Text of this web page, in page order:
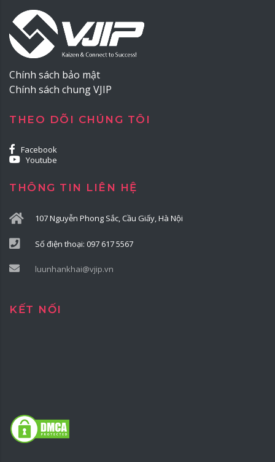
Chính sách bảo mật
Chính sách chung VJIP
THEO DÕI CHÚNG TÔI
Facebook
Youtube
THÔNG TIN LIÊN HỆ
107 Nguyễn Phong Sắc, Cầu Giấy, Hà Nội
Số điện thoại: 097 617 5567
luunhankhai@vjip.vn
KẾT NỐI